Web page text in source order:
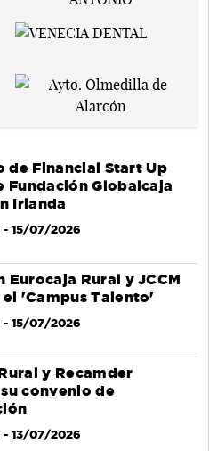
de Financial Start Up
Fundación Globalcaja
Irlanda
- 15/07/2026
Eurocaja Rural y JCCM
el 'Campus Talento'
- 15/07/2026
y Recamder
convenio de
- 13/07/2026